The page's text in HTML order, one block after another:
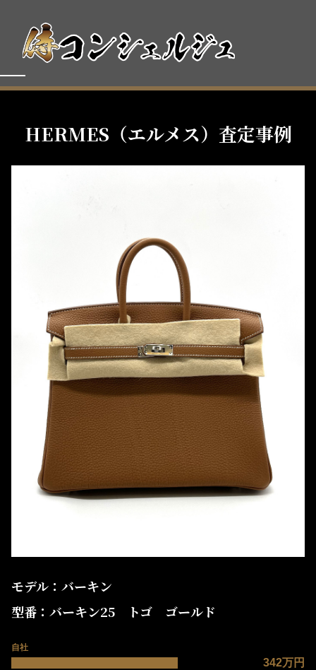
HERMES（エルメス）査定事例
モデル：バーキン
型番：バーキン25 トゴ ゴールド
自社
342万円